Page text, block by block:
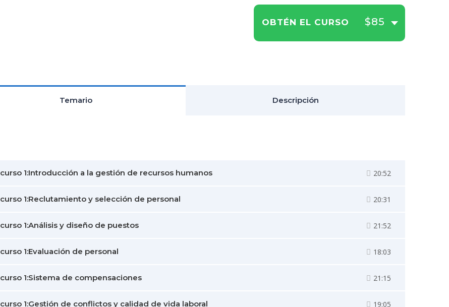
OBTÉN EL CURSO $85
Temario Descripción
curso 1:Introducción a la gestión de recursos humanos 20:52
curso 1:Reclutamiento y selección de personal 20:31
curso 1:Análisis y diseño de puestos 21:52
curso 1:Evaluación de personal 18:03
curso 1:Sistema de compensaciones 21:15
curso 1:Gestión de conflictos y calidad de vida laboral 19:05